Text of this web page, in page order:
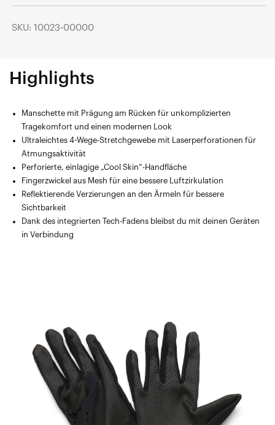
SKU: 10023-00000
Highlights
Manschette mit Prägung am Rücken für unkomplizierten
Tragekomfort und einen modernen Look
Ultraleichtes 4-Wege-Stretchgewebe mit Laserperforationen für
Atmungsaktivität
Perforierte, einlagige „Cool Skin“-Handfläche
Fingerzwickel aus Mesh für eine bessere Luftzirkulation
Reflektierende Verzierungen an den Ärmeln für bessere
Sichtbarkeit
Dank des integrierten Tech-Fadens bleibst du mit deinen Geräten
in Verbindung